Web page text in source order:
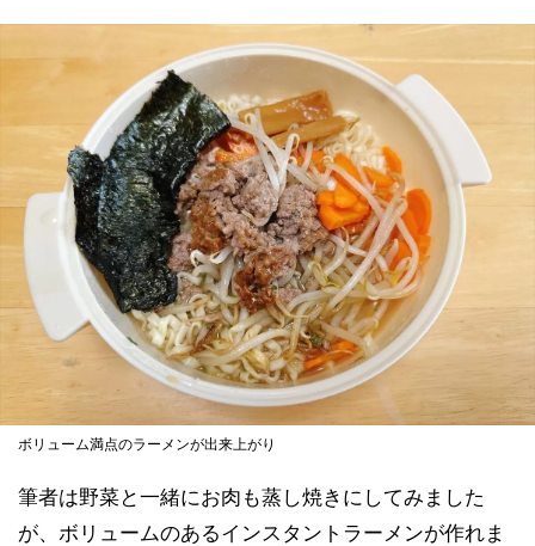
ボリューム満点のラーメンが出来上がり
筆者は野菜と一緒にお肉も蒸し焼きにしてみました
が、ボリュームのあるインスタントラーメンが作れま